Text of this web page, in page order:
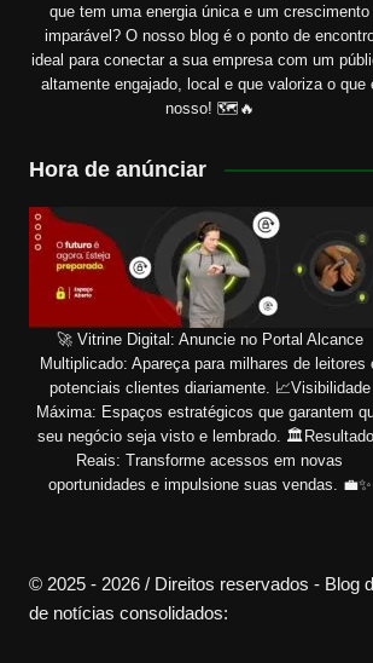
que tem uma energia única e um crescimento
imparável? O nosso blog é o ponto de
ideal para conectar a sua empresa com um
altamente engajado, local e que valoriza o que
nosso! 🗺️🔥
Hora de anúnciar
🚀 Vitrine Digital: Anuncie no Portal Alcance
Multiplicado: Apareça para milhares de leitores
potenciais clientes diariamente. 📈Visibilidade
Máxima: Espaços estratégicos que garantem
seu negócio seja visto e lembrado.
Reais: Transforme acessos em novas
oportunidades e impulsione suas vendas. 💼✨
© 2025 - 2026 / Direitos reservados - Blog
de notícias consolidados: